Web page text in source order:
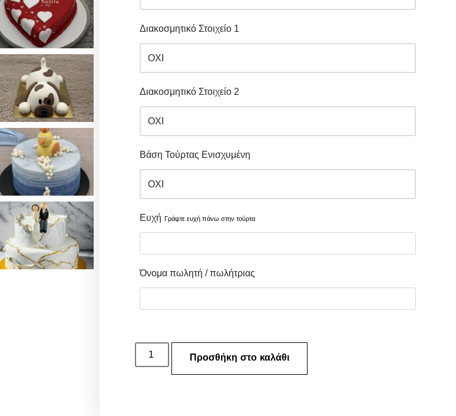
Διακοσμητικό Στοιχείο 1
Διακοσμητικό Στοιχείο 2
Βάση Τούρτας Ενισχυμένη
Ευχή Γράψτε ευχή πάνω στην τούρτα
Όνομα πωλητή / πωλήτριας
Προσθήκη στο καλάθι